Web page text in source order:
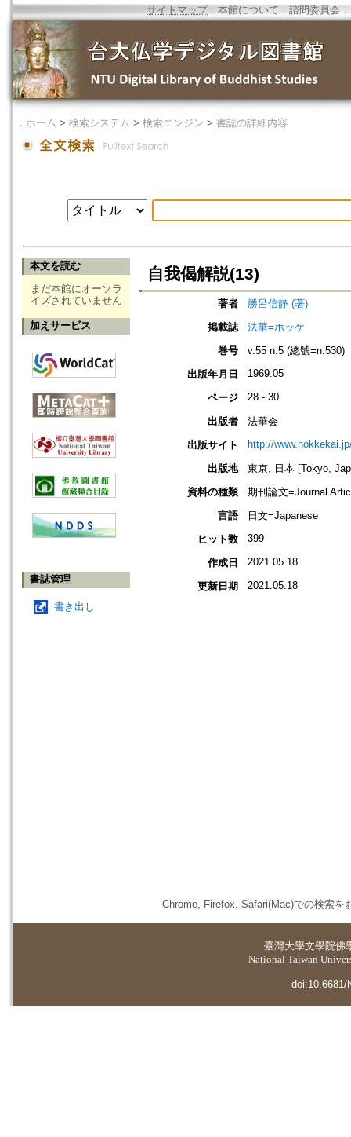
サイトマップ．本館について ． 諮問委員会 ．
． ホーム > 検索システム > 検索エンジン > 書誌の詳細内容
本文を読む
まだ本館にオーソラ
イズされていません
加えサービス
書誌管理
書き出し
自我偈解説(13)
著者
勝呂信静 (著)
掲載誌
法華=ホッケ
巻号
v.55 n.5 (總號=n.530)
出版年月日
1969.05
ページ 28 - 30
出版者
法華会
出版サイト
http://
出版地
東京, 日本 [Tokyo,
資料の種類
期刊論文=Journal
言語
日文=Japanese
ヒット数
399
作成日 2021.05.18
更新日期 2021.05.18
Chrome, Firefox, Safari(Mac)での検索を
臺灣大學文學院佛
National Taiwan
doi:10.6681/